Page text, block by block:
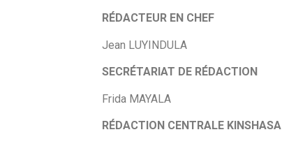
RÉDACTEUR EN CHEF
Jean LUYINDULA
SECRÉTARIAT DE RÉDACTION
Frida MAYALA
RÉDACTION CENTRALE KINSHASA